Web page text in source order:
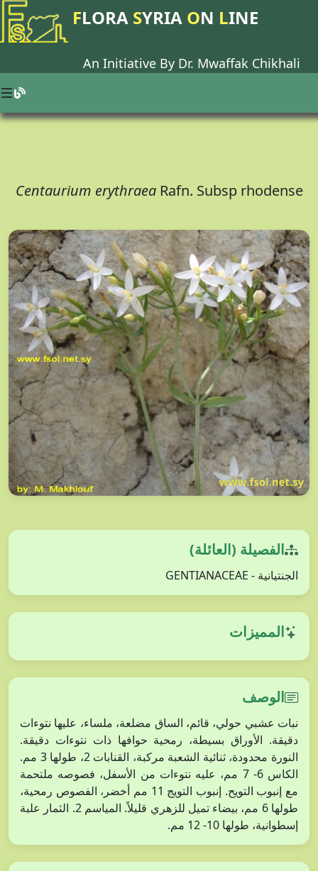
FLORA SYRIA ON LINE
An Initiative By Dr. Mwaffak Chikhali
Centaurium erythraea Rafn. Subsp rhodense
الفصيلة (العائلة)
الجنتيانية - GENTIANACEAE
المميزات
الوصف
نبات عشبي حولي، قائم، الساق مضلعة، ملساء، عليها نتوءات
دقيقة. الأوراق بسيطة، رمحية حوافها ذات نتوءات دقيقة.
النورة محدودة، ثنائية الشعبة مركبة، القنابات 2، طولها 3 مم.
الكاس 6- 7 مم، عليه نتوءات من الأسفل، فصوصه ملتحمة
مع إنبوب التويح. إنبوب التويج 11 مم أخضر، الفصوص رمحية،
طولها 6 مم، بيضاء تميل للزهري قليلاً. المياسم 2. الثمار علبة
إسطوانية، طولها 10- 12 مم.